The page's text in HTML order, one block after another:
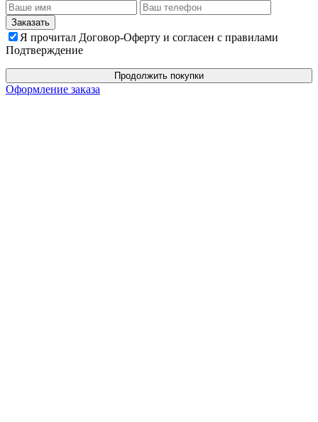
Я прочитал Договор-Оферту и согласен с правилами
Подтверждение
Продолжить покупки
Оформление заказа